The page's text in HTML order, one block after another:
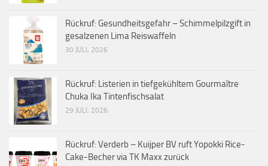
Rückruf: Gesundheitsgefahr – Schimmelpilzgift in
gesalzenen Lima Reiswaffeln
30 JULI, 2026
Rückruf: Listerien in tiefgekühltem Gourmaître
Chuka Ika Tintenfischsalat
29 JULI, 2026
Rückruf: Verderb – Kuijper BV ruft Yopokki Rice-
Cake-Becher via TK Maxx zurück